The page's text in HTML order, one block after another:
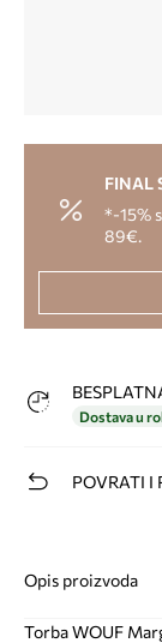
FINAL
*-15%
89€.
Dostava u
POVRATI I
Opis proizvoda
Torba WOUF